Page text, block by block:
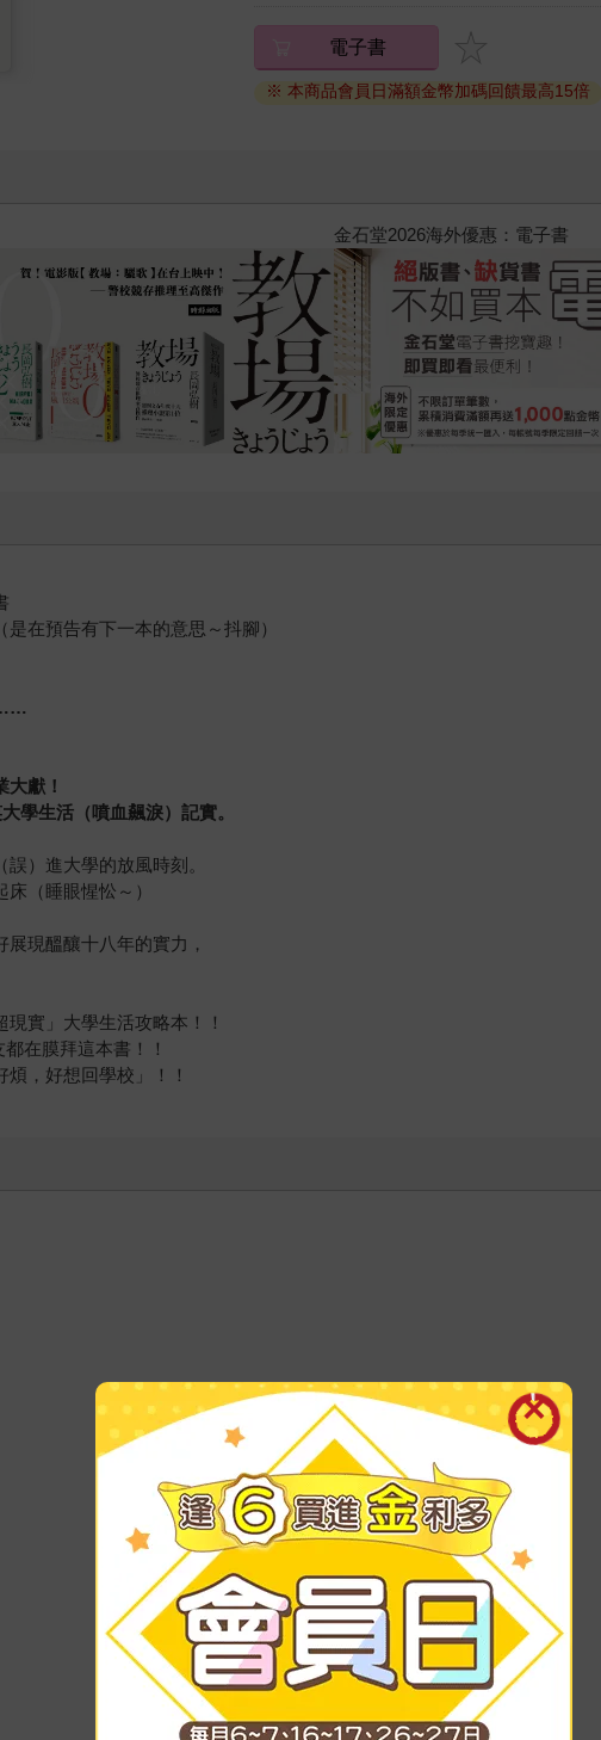
電子書
※ 本商品會員日滿額金幣加碼回饋最高15倍
黃色書刊回來了！一起走進他的
在預告有下一本的意思～抖腳）
……
獻！
學生活（噴血飆淚）記實。
）進大學的放風時刻。
（睡眼惺忪～）
現醞釀十八年的實力，
實」大學生活攻略本！！
在膜拜這本書！！
，好想回學校」！！